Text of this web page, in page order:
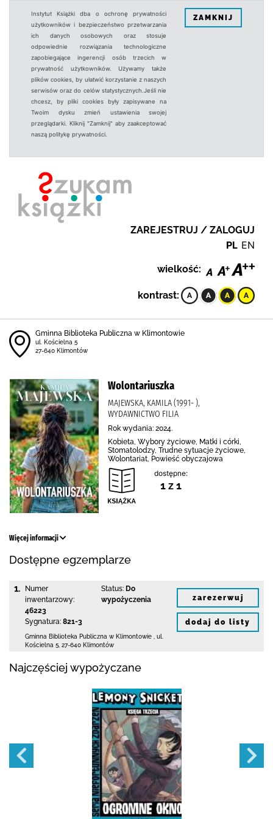
Instytut Książki dba o ochronę prywatności
użytkowników i bezpieczeństwo przetwarzania
ich danych osobowych oraz stosuje
odpowiednie rozwiązania technologiczne
zapobiegające ingerencji osób trzecich w
prywatność użytkowników. Używamy także
plików cookies, by ułatwić korzystanie z naszych
serwisów oraz do celów statystycznych.Jeśli nie
chcesz, by pliki cookies były zapisywane na
Twoim dysku zmień ustawienia swojej
przeglądarki. Kliknij "Zamknij" aby zaakceptować
naszą politykę prywatności.
ZAMKNIJ
ZAREJESTRUJ / ZALOGUJ
PL EN
wielkość:
kontrast:
Gminna Biblioteka Publiczna w Klimontowie
ul. Kościelna 5
27-640 Klimontów
Wolontariuszka
MAJEWSKA, KAMILA (1991- ),
WYDAWNICTWO FILIA
Rok wydania: 2024.
Kobieta, Wybory życiowe, Matki i córki,
Stomatolodzy, Trudne sytuacje życiowe,
Wolontariat, Powieść obyczajowa
dostępne:
1 z 1
Więcej informacji
Dostępne egzemplarze
1.
Numer
inwentarzowy:
46223
Sygnatura: 821-3
Status: Do
wypożyczenia
Gminna Biblioteka Publiczna w Klimontowie
ul.
Kościelna 5 27-640 Klimontów
zarezerwuj
dodaj do listy
Najczęściej wypożyczane